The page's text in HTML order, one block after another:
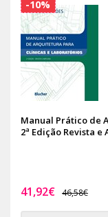
Manual Prático de
2ª Edição Revista e
41,92€ 46,58€
-10%